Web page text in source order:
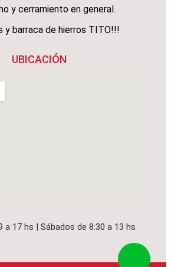
y cerramiento en general.
y barraca de hierros TITO!!!
UBICACIÓN
a 17 hs | Sábados de 8:30 a 13 hs